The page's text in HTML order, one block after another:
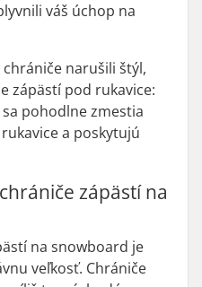
váš úchop na
chrániče narušili štýl,
zápästí pod rukavice:
pohodlne zmestia
a poskytujú
zápästí na
na snowboard je
veľkosť. Chrániče